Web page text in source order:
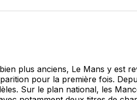
plus anciens, Le Mans y est
pour la première fois.
Sur le plan national, les